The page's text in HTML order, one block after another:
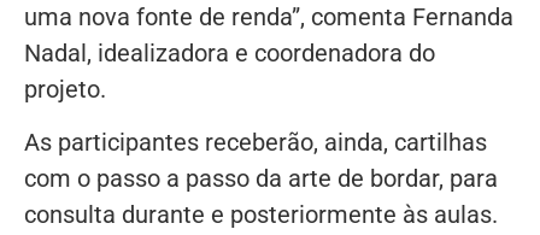
uma nova fonte de renda”, comenta Fernanda
Nadal, idealizadora e coordenadora do
projeto.
As participantes receberão, ainda, cartilhas
com o passo a passo da arte de bordar, para
consulta durante e posteriormente às aulas.